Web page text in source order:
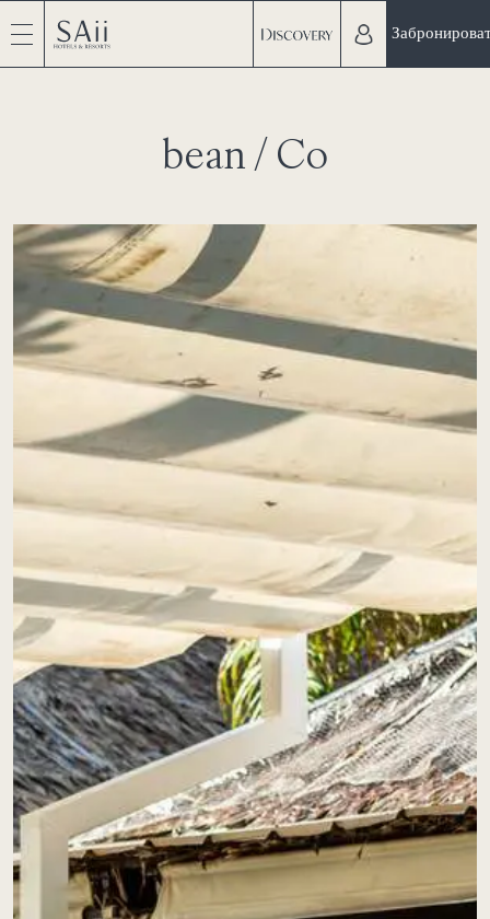
bean / Co